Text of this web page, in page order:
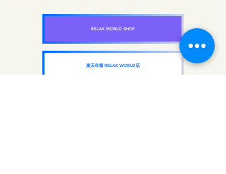
RELAX WORLD SHOP
楽天市場 RELAX WORLD店